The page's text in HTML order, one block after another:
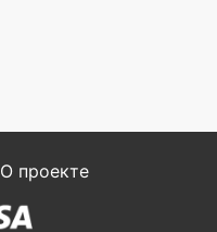
О проекте